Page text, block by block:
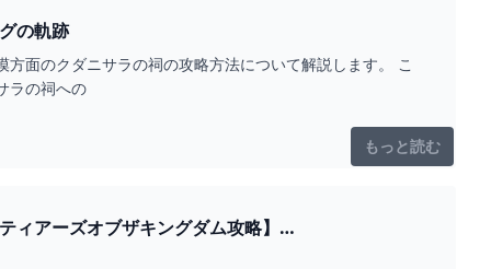
とあるゲームブログの軌跡
面のクダニサラの祠の攻略方法について解説します。 こ
ラの祠への
もっと読む
アーズオブザキングダム攻略】